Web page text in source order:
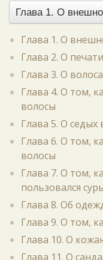
Глава 1. О
Глава 1. О
Глава 2. О
Глава 3. О
Глава 4. О том,
волосы
Глава 5. О седых
Глава 6. О том,
волосы
Глава 7. О том,
пользовался
Глава 8. Об
Глава 9. О том,
Глава 10. О
Глава 11. О